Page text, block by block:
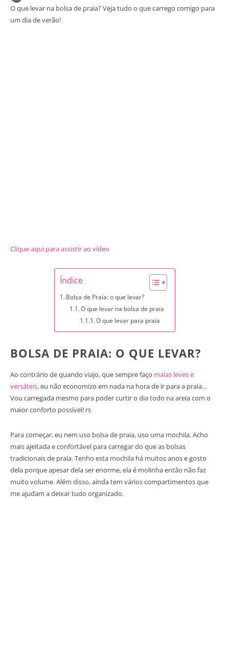
O que levar na bolsa de praia? Veja tudo o que carrego comigo para
um dia de verão!
Clique aqui para assistir ao vídeo
Índice
Bolsa de Praia: o que levar?
O que levar na bolsa de praia
O que levar para praia
BOLSA DE PRAIA: O QUE LEVAR?
Ao contrário de quando viajo, que sempre faço malas leves e
versáteis, eu não economizo em nada na hora de ir para a praia…
Vou carregada mesmo para poder curtir o dia todo na areia com o
maior conforto possível! rs
Para começar, eu nem uso bolsa de praia, uso uma mochila. Acho
mais ajeitada e confortável para carregar do que as bolsas
tradicionais de praia. Tenho esta mochila há muitos anos e gosto
dela porque apesar dela ser enorme, ela é molinha então não faz
muito volume. Além disso, ainda tem vários compartimentos que
me ajudam a deixar tudo organizado.